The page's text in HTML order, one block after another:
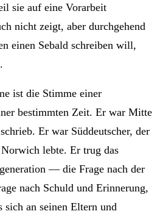
sie auf eine Vor­arbeit
nicht zeigt, aber durchgehend
einen Sebald schreiben will,
ist die Stimme einer
bestimmten Zeit. Er war Mitte
Er war Süddeutscher, der
lebte. Er trug das
— die Frage nach der
nach Schuld und Erinnerung,
sich an seinen Eltern und